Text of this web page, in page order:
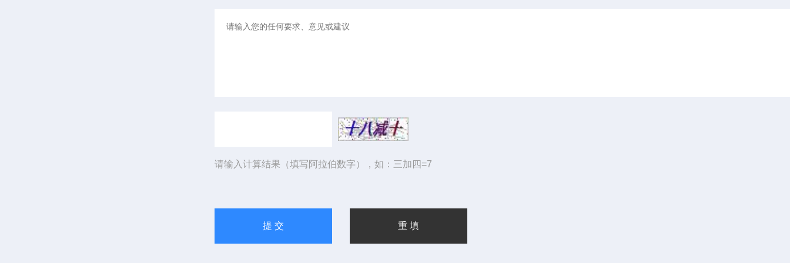
请输入计算结果（填写阿拉伯数字），如：三加四=7